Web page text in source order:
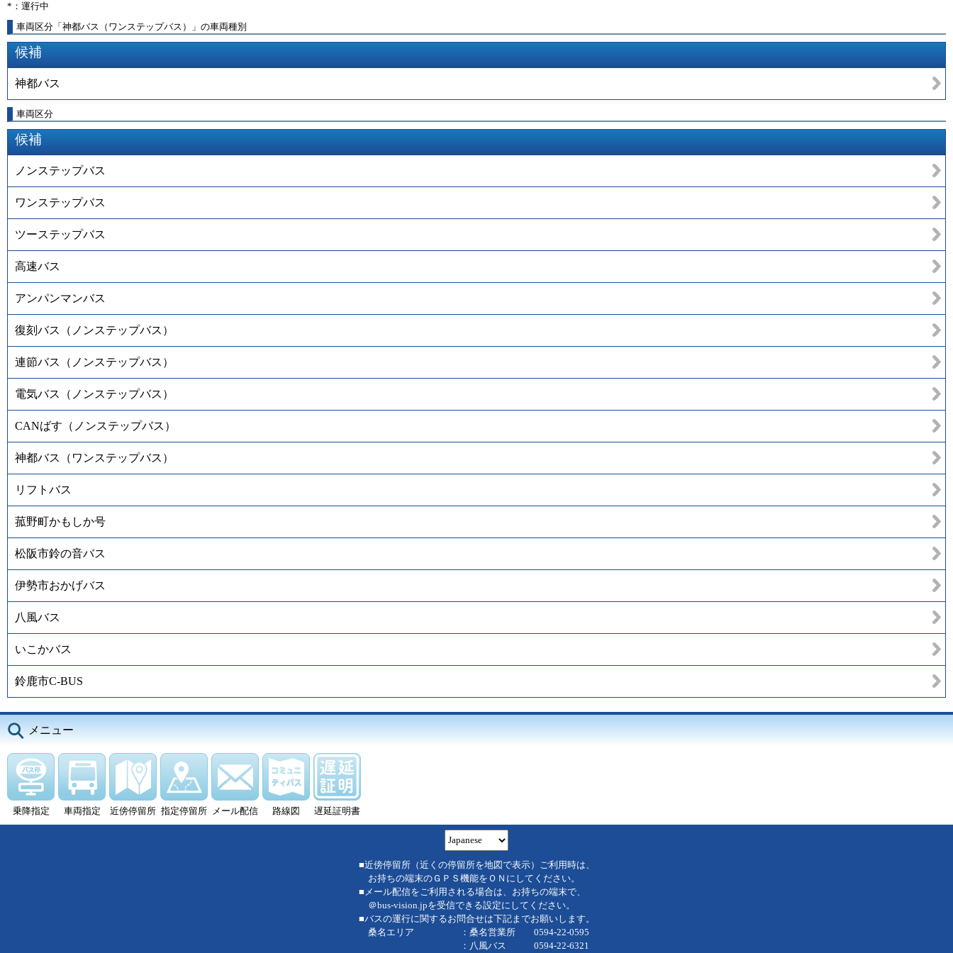
*：運行中
車両区分「神都バス（ワンステップバス）」の車両種別
候補
神都バス
車両区分
候補
ノンステップバス
ワンステップバス
ツーステップバス
高速バス
アンパンマンバス
復刻バス（ノンステップバス）
連節バス（ノンステップバス）
電気バス（ノンステップバス）
CANばす（ノンステップバス）
神都バス（ワンステップバス）
リフトバス
菰野町かもしか号
松阪市鈴の音バス
伊勢市おかげバス
八風バス
いこかバス
鈴鹿市C-BUS
メニュー
乗降指定 車両指定 近傍停留所 指定停留所 メール配信 路線図 遅延証明書
■近傍停留所（近くの停留所を地図で表示）ご利用時は、
お持ちの端末のＧＰＳ機能をＯＮにしてください。
■メール配信をご利用される場合は、お持ちの端末で、
＠bus-vision.jpを受信できる設定にしてください。
■バスの運行に関するお問合せは下記までお願いします。
桑名エリア ：桑名営業所 0594-22-0595
：八風バス 0594-22-6321